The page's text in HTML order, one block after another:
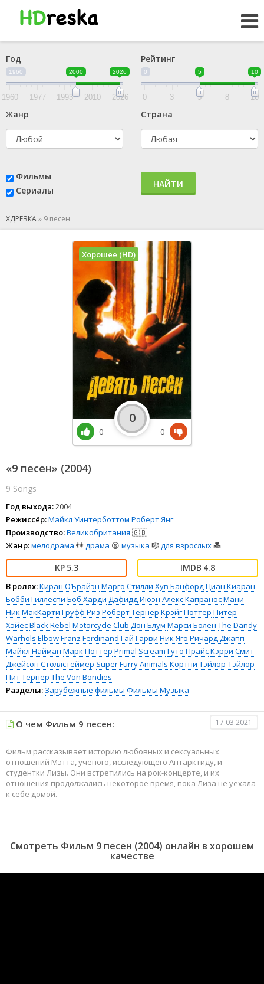
Год
1960 2000 2026
1960 1977 1993 2010 2026
Рейтинг
0 5 10
0 3 5 8 10
Жанр Страна
Фильмы
Сериалы
НАЙТИ
ХДРЕЗКА» 9 песен
«9 песен» (2004)
9 Songs
Год выхода:2004
Режиссёр:Майкл Уинтерботтом Роберт Янг
Производство:Великобритания 🇬🇧
Жанр:мелодрама 👫драма 😫 музыка 🎼для взрослых💑
5.3 4.8
В ролях:Киран О’Брайэн Марго Стилли Хув БанфордЦиан Киаран
Бобби Гиллеспи Боб Харди Дафидд Июэн Алекс КапраносМани
Ник МакКарти Груфф Риз Роберт Тернер Крэйг Поттер Питер
ХэйесBlack Rebel Motorcycle Club Дон Блум Марси Болен The Dandy
Warhols ElbowFranz Ferdinand Гай Гарви Ник Яго Ричард Джапп
Майкл Найман Марк Поттер Primal Scream Гуто ПрайсКэрри Смит
Джейсон Столлстеймер Super Furry Animals Кортни Тэйлор-Тэйлор
Пит Тернер The Von Bondies
Разделы: Зарубежные фильмы Фильмы Музыка
Хорошее (HD)
0
0
0
О чем Фильм 9 песен: 17.03.2021
Фильм рассказывает историю любовных и сексуальных
отношений Мэтта, учёного, исследующего Антарктиду, и
студентки Лизы. Они встретились на рок-концерте, и их
отношения продолжались некоторое время, пока Лиза не уехала
к себе домой.
Смотреть Фильм 9 песен (2004) онлайн в хорошем
качестве